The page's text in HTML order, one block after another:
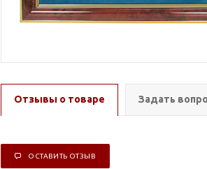
Отзывы о товаре Задать
ОСТАВИТЬ ОТЗЫВ